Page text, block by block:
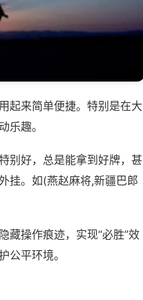
起来简单便捷。特别是在大
乐趣。
别好，总是能拿到好牌，甚
挂。如(燕赵麻将,新疆巴郎
藏操作痕迹，实现“必胜”效
公平环境。